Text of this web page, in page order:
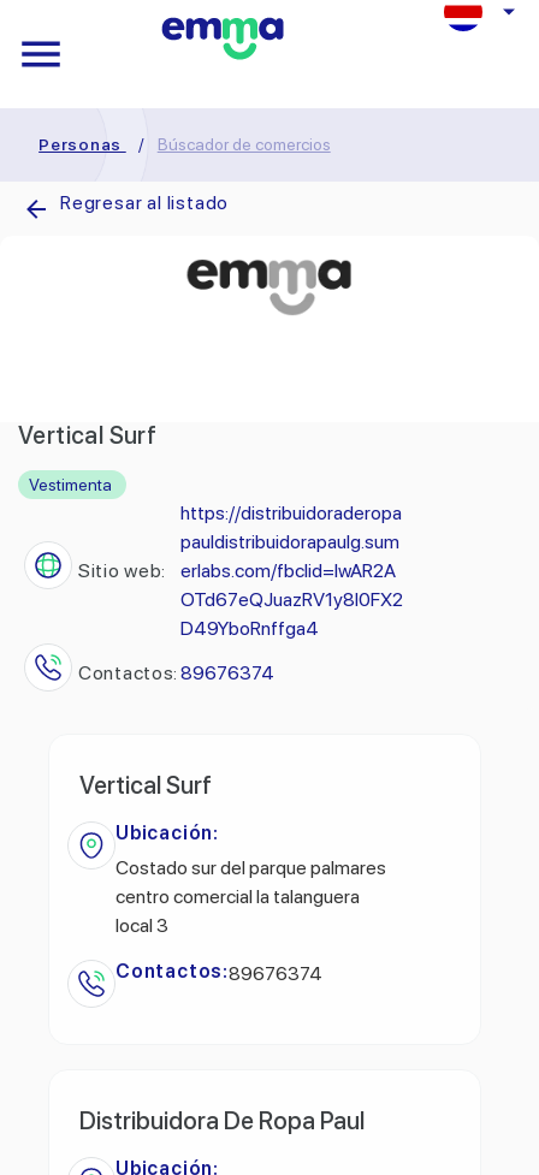
Personas / Búscador de comercios
Regresar al listado
Vertical Surf
Vestimenta
Sitio web:
https://distribuidoraderopa
pauldistribuidorapaulg.sum
erlabs.com/fbclid=IwAR2A
OTd67eQJuazRV1y8l0FX2
D49YboRnffga4
Contactos: 89676374
Vertical Surf
Ubicación:
Costado sur del parque palmares
centro comercial la talanguera
local 3
Contactos:89676374
Distribuidora De Ropa Paul
Ubicación: